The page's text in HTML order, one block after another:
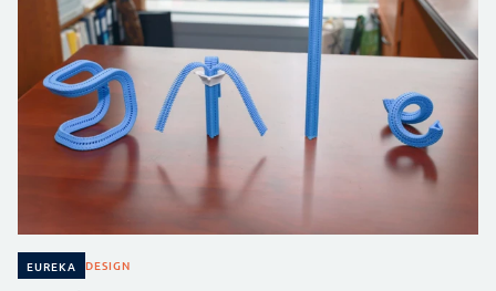
EUREKA DESIGN